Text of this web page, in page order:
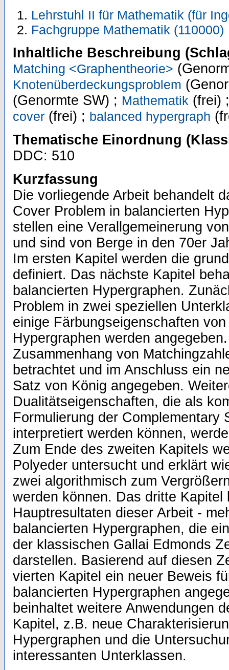
Lehrstuhl II für Mathematik (für
Fachgruppe Mathematik (110000)
Inhaltliche Beschreibung
Matching <Graphentheorie>
Knotenüberdeckungsproblem
(Genormte SW) ; Mathematik (frei)
cover (frei) ; balanced hypergraph
Thematische Einordnung
DDC: 510
Kurzfassung
Die vorliegende Arbeit behandelt
Cover Problem in balancierten
stellen eine Verallgemeinerung
und sind von Berge in den 70er
Im ersten Kapitel werden die
definiert. Das nächste Kapitel
balancierten Hypergraphen.
Problem in zwei speziellen
einige Färbungseigenschaften
Hypergraphen werden
Zusammenhang von
betrachtet und im Anschluss ein
Satz von König angegeben.
Dualitätseigenschaften, die als
Formulierung der Complementary
interpretiert werden können,
Zum Ende des zweiten Kapitels
Polyeder untersucht und erklärt
zwei algorithmisch zum
werden können. Das dritte
Hauptresultaten dieser Arbeit -
balancierten Hypergraphen, die
der klassischen Gallai Edmonds
darstellen. Basierend auf diesen
vierten Kapitel ein neuer Beweis
balancierten Hypergraphen
beinhaltet weitere Anwendungen
Kapitel, z.B. neue
Hypergraphen und die
interessanten Unterklassen.